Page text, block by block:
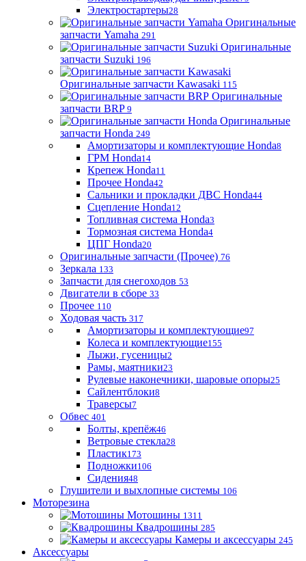
Электростартеры28
Оригинальные
запчасти Yamaha 291
Оригинальные
запчасти Suzuki 196
Оригинальные запчасти Kawasaki 115
Оригинальные
запчасти BRP 9
Оригинальные
запчасти Honda 249
Амортизаторы и комплектующие Honda8
ГРМ Honda14
Крепеж Honda11
Прочее Honda42
Сальники и прокладки ДВС Honda44
Сцепление Honda12
Топливная система Honda3
Тормозная система Honda4
ЦПГ Honda20
Оригинальные запчасти (Прочее) 76
Зеркала 133
Запчасти для снегоходов 53
Двигатели в сборе 33
Прочее 110
Ходовая часть 317
Амортизаторы и комплектующие97
Колеса и комплектующие155
Лыжи, гусеницы2
Рамы, маятники23
Рулевые наконечники, шаровые опоры25
Сайлентблоки8
Траверсы7
Обвес 401
Болты, крепёж46
Ветровые стекла28
Пластик173
Подножки106
Сидения48
Глушители и выхлопные системы 106
Моторезина
Мотошины 1311
Квадрошины 285
Камеры и аксессуары 245
Аксессуары